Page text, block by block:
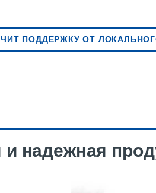
ПОДДЕРЖКУ ОТ
и надежная